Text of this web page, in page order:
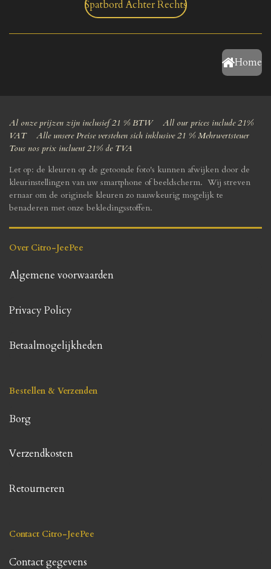
Spatbord Achter Rechts
Home
Al onze prijzen zijn inclusief 21 % BTW All our prices include 21%
VAT Alle unsere Preise verstehen sich inklusive 21 % Mehrwertsteuer
Tous nos prix incluent 21% de TVA
Let op: de kleuren op de getoonde foto's kunnen afwijken door de
kleurinstellingen van uw smartphone of beeldscherm. Wij streven
ernaar om de originele kleuren zo nauwkeurig mogelijk te
benaderen met onze bekledingsstoffen.
Over Citro-JeePee
Algemene voorwaarden
Privacy Policy
Betaalmogelijkheden
Bestellen & Verzenden
Borg
Verzendkosten
Retourneren
Contact Citro-JeePee
Contact gegevens